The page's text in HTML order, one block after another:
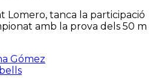
Lomero, tanca la participació
amb la prova dels 50 m
Gómez